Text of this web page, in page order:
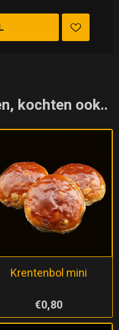
kochten ook..
Krentenbol mini
€0,80